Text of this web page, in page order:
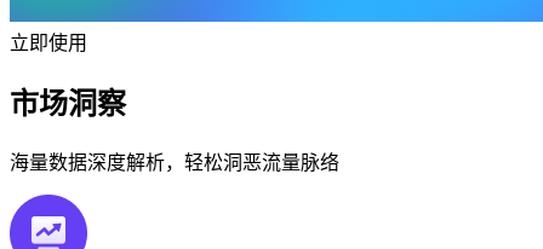
立即使用
市场洞察
海量数据深度解析，轻松洞恶流量脉络